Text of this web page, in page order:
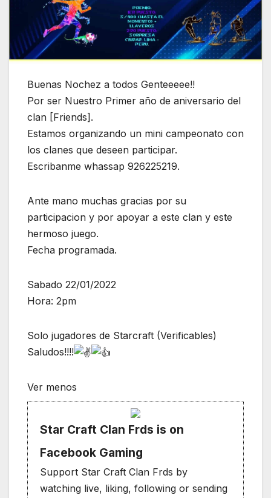
Buenas Nochez a todos Genteeeee!!
Por ser Nuestro Primer año de aniversario del
clan [Friends].
Estamos organizando un mini campeonato con
los clanes que deseen participar.
Escribanme whassap 926225219.
Ante mano muchas gracias por su
participacion y por apoyar a este clan y este
hermoso juego.
Fecha programada.
Sabado 22/01/2022
Hora: 2pm
Solo jugadores de Starcraft (Verificables)
Saludos!!!!
Ver menos
Star Craft Clan Frds is on
Facebook Gaming
Support Star Craft Clan Frds by
watching live, liking, following or sending